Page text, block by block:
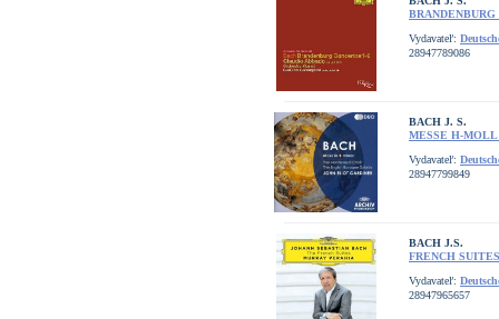
BRANDENBURG
Vydavateľ:
28947789086
BACH J. S.
MESSE H-MOLL
Vydavateľ:
28947799849
BACH J.S.
FRENCH SUITES
Vydavateľ:
28947965657